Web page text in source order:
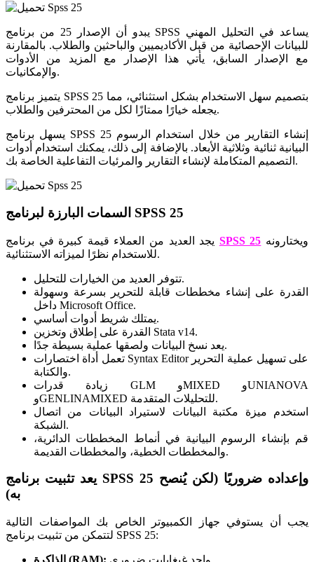
يبدو أن الإصدار 25 من برنامج SPSS يساعد في التحليل المهني
للبيانات الإحصائية من قبل الأكاديميين والباحثين والطلاب. بالمقارنة
مع الإصدار السابق، يأتي هذا الإصدار مع المزيد من الأدوات
والإمكانيات.
يتميز برنامج SPSS 25 بتصميم سهل الاستخدام بشكل استثنائي، مما
يجعله خيارًا ممتازًا لكل من المحترفين والطلاب.
يسهل برنامج SPSS 25 إنشاء التقارير من خلال استخدام الرسوم
البيانية ثنائية وثلاثية الأبعاد. بالإضافة إلى ذلك، يمكنك استخدام أدوات
التصميم المتكاملة لإنشاء التقارير والمرئيات التفاعلية الخاصة بك.
السمات البارزة لبرنامج SPSS 25
SPSS 25
للاستخدام نظرًا لميزاته الاستثنائية.
تتوفر العديد من الخيارات للتحليل.
القدرة على إنشاء مخططات قابلة للتحرير بسرعة وسهولة
داخل Microsoft Office.
يمتلك شريط أدوات أساسي.
القدرة على إطلاق وتخزين Stata v14.
يعد نسخ البيانات ولصقها عملية بسيطة جدًا.
تعمل أداة اختصارات Syntax Editor على تسهيل عملية التحرير
والكتابة.
زيادة قدرات GLM وMIXED وUNIANOVA
وGENLINAMIXED للتحليلات المتقدمة.
استخدم ميزة مكتبة البيانات لاستيراد البيانات من اتصال
الشبكة.
قم بإنشاء الرسوم البيانية في أنماط المخططات الدائرية،
والمخططات الخطية، والمخططات القديمة.
يعد تثبيت برنامج SPSS 25 وإعداده ضروريًا (لكن يُنصح
به)
يجب أن يستوفي جهاز الكمبيوتر الخاص بك المواصفات التالية
لتتمكن من تثبيت برنامج SPSS 25:
الذاكرة (RAM):